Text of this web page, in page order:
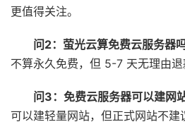
更值得关注。
问2：萤光云算免费云服务器吗
不算永久免费，但 5-7 天无理由退
问3：免费云服务器可以建网
可以建轻量网站，但正式网站不建